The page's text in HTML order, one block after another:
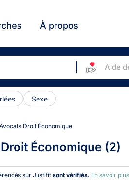
À propos
Aide
Sexe
Avocats Droit Économique
Économique (2)
sur Justifit sont vérifiés. En savoir